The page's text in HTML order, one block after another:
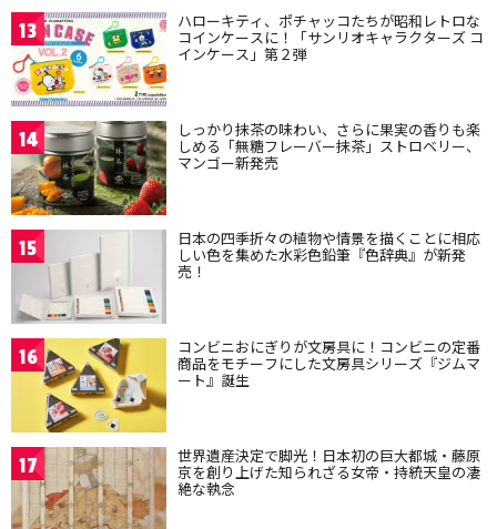
13 ハローキティ、ポチャッコたちが昭和レトロな
コインケースに！「サンリオキャラクターズ コ
インケース」第２弾
14 しっかり抹茶の味わい、さらに果実の香りも楽
しめる「無糖フレーバー抹茶」ストロベリー、
マンゴー新発売
15 日本の四季折々の植物や情景を描くことに相応
しい色を集めた水彩色鉛筆『色辞典』が新発
売！
16 コンビニおにぎりが文房具に！コンビニの定番
商品をモチーフにした文房具シリーズ『ジムマ
ート』誕生
17 世界遺産決定で脚光！日本初の巨大都城・藤原
京を創り上げた知られざる女帝・持統天皇の凄
絶な執念